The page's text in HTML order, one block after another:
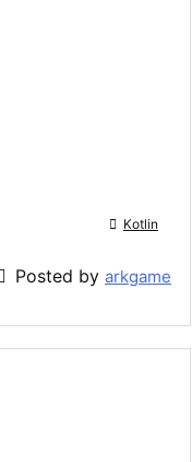
 Kotlin
Posted by arkgame